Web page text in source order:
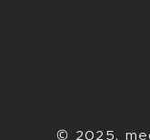
© 2025,